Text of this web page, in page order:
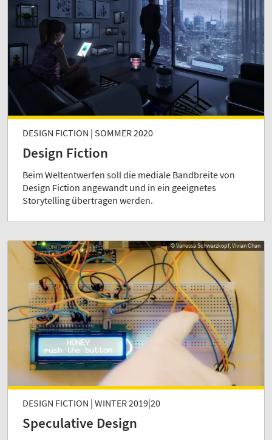
DESIGN FICTION | SOMMER 2020
Design Fiction
Beim Weltentwerfen soll die mediale Bandbreite von
Design Fiction angewandt und in ein geeignetes
Storytelling übertragen werden.
© Vanessa Schwarzkopf, Vivian Chan
DESIGN FICTION | WINTER 2019|20
Speculative Design